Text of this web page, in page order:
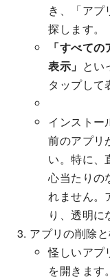
き、「アプ
探します。
「すべて
表示」 とい
タップして
インストー
前のアプリ
い。特に、
心当たりの
れません。
り、透明に
アプリの削除
怪しいアプ
を開きます。